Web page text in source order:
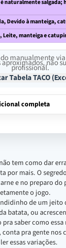
naturalmente salgada;
Devido à manteiga,
Leite, manteiga e
manualmente via
não
profissional.
Tabela TACO
completa
tem como dar
por mais. O
e no preparo do
o jogo.
de um jeito
batata, ou
saber como essa
conta pra gente
essas variações.